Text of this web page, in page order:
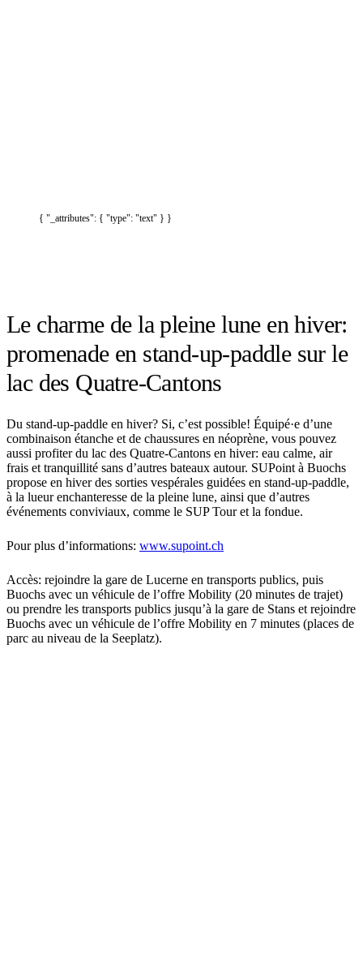
{ "_attributes": { "type": "text" } }
Le charme de la pleine lune en hiver:
promenade en stand-up-paddle sur le
lac des Quatre-Cantons
Du stand-up-paddle en hiver? Si, c’est possible! Équipé·e d’une
combinaison étanche et de chaussures en néoprène, vous pouvez
aussi profiter du lac des Quatre-Cantons en hiver: eau calme, air
frais et tranquillité sans d’autres bateaux autour. SUPoint à Buochs
propose en hiver des sorties vespérales guidées en stand-up-paddle,
à la lueur enchanteresse de la pleine lune, ainsi que d’autres
événements conviviaux, comme le SUP Tour et la fondue.
Pour plus d’informations: www.supoint.ch
Accès: rejoindre la gare de Lucerne en transports publics, puis
Buochs avec un véhicule de l’offre Mobility (20 minutes de trajet)
ou prendre les transports publics jusqu’à la gare de Stans et rejoindre
Buochs avec un véhicule de l’offre Mobility en 7 minutes (places de
parc au niveau de la Seeplatz).